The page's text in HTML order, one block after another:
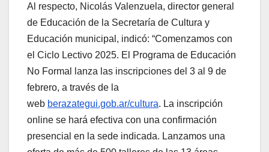
Al respecto, Nicolás Valenzuela, director general
de Educación de la Secretaría de Cultura y
Educación municipal, indicó: “Comenzamos con
el Ciclo Lectivo 2025. El Programa de Educación
No Formal lanza las inscripciones del 3 al 9 de
febrero, a través de la
web berazategui.gob.ar/cultura. La inscripción
online se hará efectiva con una confirmación
presencial en la sede indicada. Lanzamos una